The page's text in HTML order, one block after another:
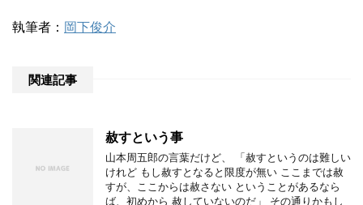
執筆者： 岡下俊介
関連記事
赦すという事
山本周五郎の言葉だけど、 「赦すというのは難しい
けれど もし赦すとなると限度が無い ここまでは赦
すが、ここからは赦さない ということがあるなら
ば、初めから 赦していないのだ」 その通りかもし